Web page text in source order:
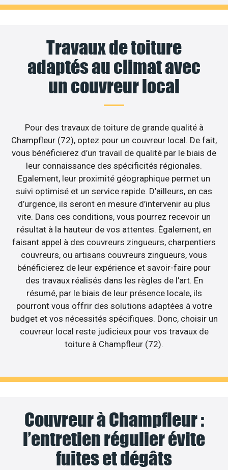
Travaux de toiture
adaptés au climat avec
un couvreur local
Pour des travaux de toiture de grande qualité à
Champfleur (72), optez pour un couvreur local. De fait,
vous bénéficierez d’un travail de qualité par le biais de
leur connaissance des spécificités régionales.
Egalement, leur proximité géographique permet un
suivi optimisé et un service rapide. D’ailleurs, en cas
d’urgence, ils seront en mesure d’intervenir au plus
vite. Dans ces conditions, vous pourrez recevoir un
résultat à la hauteur de vos attentes. Également, en
faisant appel à des couvreurs zingueurs, charpentiers
couvreurs, ou artisans couvreurs zingueurs, vous
bénéficierez de leur expérience et savoir-faire pour
des travaux réalisés dans les règles de l’art. En
résumé, par le biais de leur présence locale, ils
pourront vous offrir des solutions adaptées à votre
budget et vos nécessités spécifiques. Donc, choisir un
couvreur local reste judicieux pour vos travaux de
toiture à Champfleur (72).
Couvreur à Champfleur :
l’entretien régulier évite
fuites et dégâts